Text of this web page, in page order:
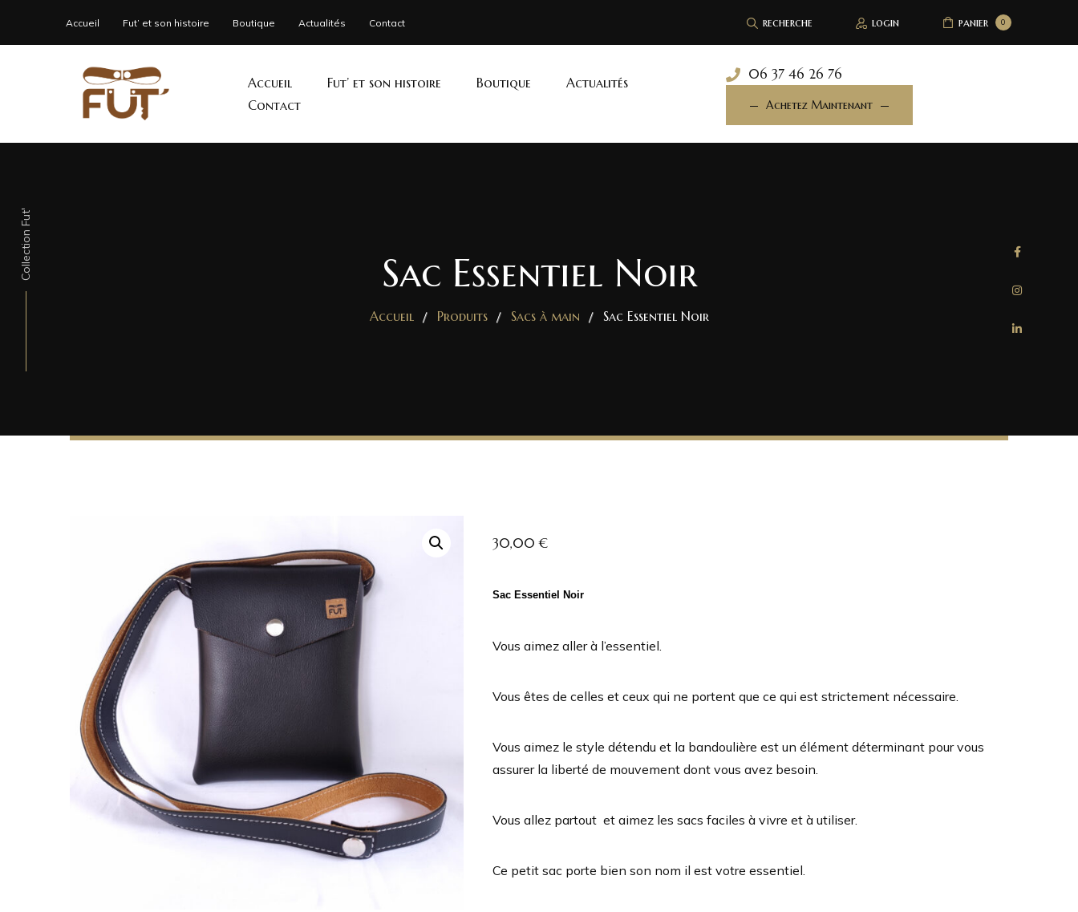
Accueil Fut’ et son histoire Boutique Actualités Contact recherche login 0
panier
Accueil Fut’ et son histoire Boutique
Actualités
Contact
06 37 46 26 76
Achetez Maintenant
Sac Essentiel Noir
Accueil Produits Sacs à main Sac Essentiel Noir
Collection Fut'
30,00€
Sac Essentiel Noir
Vous aimez aller à l’essentiel.
Vous êtes de celles et ceux qui ne portent que ce qui est strictement nécessaire.
Vous aimez le style détendu et la bandoulière est un élément déterminant pour vous
assurer la liberté de mouvement dont vous avez besoin.
Vous allez partout et aimez les sacs faciles à vivre et à utiliser.
Ce petit sac porte bien son nom il est votre essentiel.